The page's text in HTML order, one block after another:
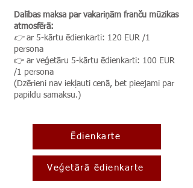
Dalības maksa par vakariņām franču mūzikas
atmosfērā:
👉 ar 5-kārtu ēdienkarti: 120 EUR /1
persona
👉 ar veģetāru 5-kārtu ēdienkarti: 100 EUR
/1 persona
(Dzērieni nav iekļauti cenā, bet pieejami par
papildu samaksu.)
Ēdienkarte
Veģetārā ēdienkarte